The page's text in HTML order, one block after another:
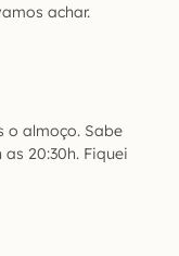
achar.
o almoço. Sabe
20:30h. Fiquei